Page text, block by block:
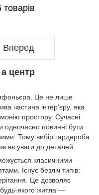
Вперед
центр
Це не лише
частина інтер’єру, яка
простору. Сучасні
одночасно повинні бути
Тому вибір гардероба
уваги до деталей.
класичними
Існує безліч типів:
Це дозволяє
якого житла —